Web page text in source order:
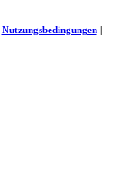
Nutzungsbedingungen|